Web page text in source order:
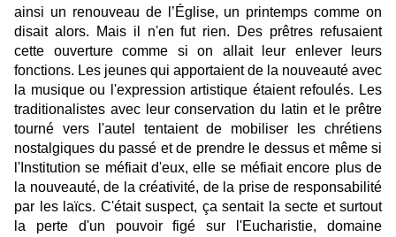
ainsi un renouveau de l’Église, un printemps comme on
disait alors. Mais il n'en fut rien. Des prêtres refusaient
cette ouverture comme si on allait leur enlever leurs
fonctions. Les jeunes qui apportaient de la nouveauté avec
la musique ou l'expression artistique étaient refoulés. Les
traditionalistes avec leur conservation du latin et le prêtre
tourné vers l'autel tentaient de mobiliser les chrétiens
nostalgiques du passé et de prendre le dessus et même si
l'Institution se méfiait d'eux, elle se méfiait encore plus de
la nouveauté, de la créativité, de la prise de responsabilité
par les laïcs. C'était suspect, ça sentait la secte et surtout
la perte d'un pouvoir figé sur l'Eucharistie, domaine